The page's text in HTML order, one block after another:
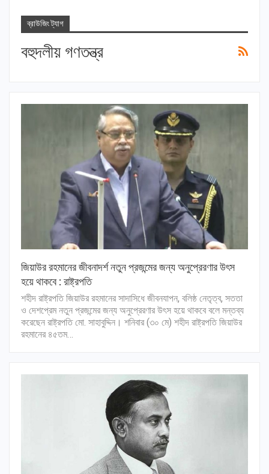
ব্রাউজিং ট্যাগ
বহুদলীয় গণতন্ত্র
জিয়াউর রহমানের জীবনাদর্শ নতুন প্রজন্মের জন্য অনুপ্রেরণার উৎস
হয়ে থাকবে : রাষ্ট্রপতি
শহীদ রাষ্ট্রপতি জিয়াউর রহমানের সাদাসিধে জীবনযাপন, বলিষ্ঠ নেতৃত্ব, সততা
ও দেশপ্রেম নতুন প্রজন্মের জন্য অনুপ্রেরণার উৎস হয়ে থাকবে বলে মন্তব্য
করেছেন রাষ্ট্রপতি মো. সাহাবুদ্দিন। শনিবার (৩০ মে) শহীদ রাষ্ট্রপতি জিয়াউর
রহমানের ৪৫তম…